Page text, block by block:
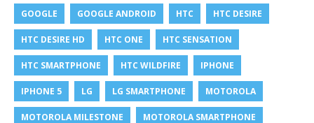
GOOGLE GOOGLE ANDROID HTC HTC DESIRE
HTC DESIRE HD HTC ONE HTC SENSATION
HTC SMARTPHONE HTC WILDFIRE IPHONE
IPHONE 5 LG LG SMARTPHONE MOTOROLA
MOTOROLA MILESTONE MOTOROLA SMARTPHONE